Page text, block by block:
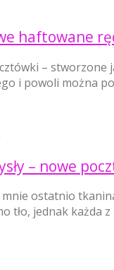
haftowane
– stworzone
i powoli można
– nowe
mnie ostatnio
tło, jednak każda